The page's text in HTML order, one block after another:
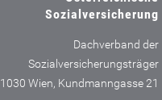
Sozialversicherung
Dachverband der
Sozialversicherungsträger
1030 Wien, Kundmanngasse 21